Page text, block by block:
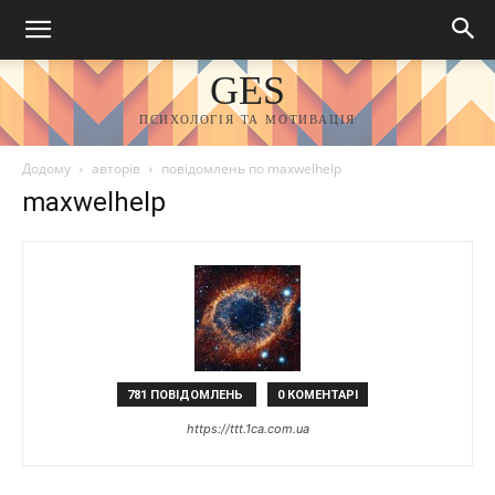
GES
ПСИХОЛОГІЯ ТА МОТИВАЦІЯ
Додому авторів повідомлень по maxwelhelp
maxwelhelp
781 ПОВІДОМЛЕНЬ 0 КОМЕНТАРІ
https://ttt.1ca.com.ua